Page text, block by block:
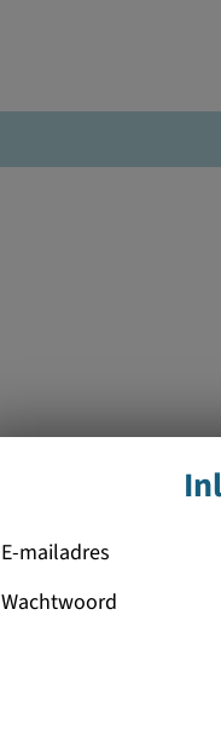
E-mailadres
Wachtwoord